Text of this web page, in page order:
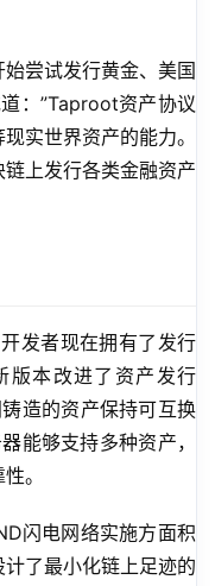
尝试发行黄金、美国
：”Taproot资产协议
实世界资产的能力。
上发行各类金融资产
发者现在拥有了发行
版本改进了资产发行
造的资产保持可互换
能够支持多种资产，
。
闪电网络实施方面积
了最小化链上足迹的